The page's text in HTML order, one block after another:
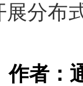
分布
作者：